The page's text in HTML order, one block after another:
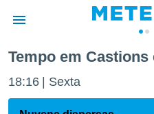
da
foi
Tempo em Castions
18:16 Sexta